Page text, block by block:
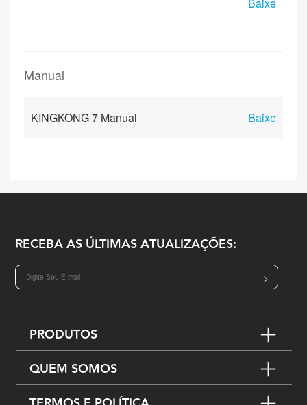
Manual
KINGKONG 7 Manual Baixe
RECEBA AS ÚLTIMAS ATUALIZAÇÕES:
>
PRODUTOS
QUEM SOMOS